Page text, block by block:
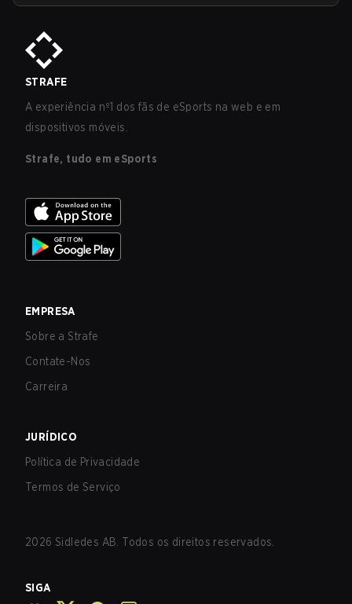
STRAFE
A experiência nº1 dos fãs de eSports na web e em
dispositivos móveis.
Strafe, tudo em eSports
EMPRESA
Sobre a Strafe
Contate-Nos
Carreira
JURÍDICO
Política de Privacidade
Termos de Serviço
2026 Sidledes AB. Todos os direitos reservados.
SIGA